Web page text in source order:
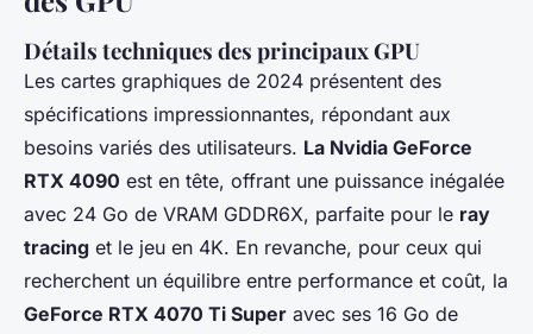
Détails techniques des principaux GPU
Les cartes graphiques de 2024 présentent des
spécifications impressionnantes, répondant aux
besoins variés des utilisateurs. La Nvidia GeForce
RTX 4090 est en tête, offrant une puissance inégalée
avec 24 Go de VRAM GDDR6X, parfaite pour le ray
tracing et le jeu en 4K. En revanche, pour ceux qui
recherchent un équilibre entre performance et coût, la
GeForce RTX 4070 Ti Super avec ses 16 Go de